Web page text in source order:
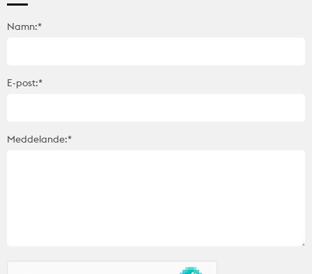
Namn:*
E-post:*
Meddelande:*